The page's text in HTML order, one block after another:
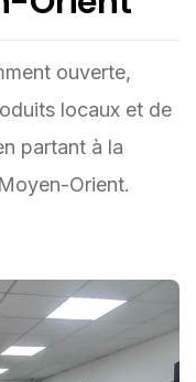
ouverte,
locaux et de
partant à la
Orient.